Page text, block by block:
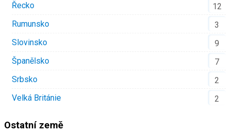
Řecko
12
Rumunsko
3
Slovinsko
9
Španělsko
7
Srbsko
2
Velká Británie
2
Ostatní země